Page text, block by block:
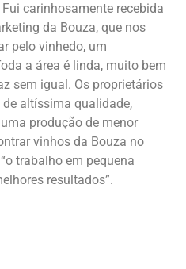
Fui carinhosamente recebida
da Bouza, que nos
pelo vinhedo, um
a área é linda, muito bem
sem igual. Os proprietários
altíssima qualidade,
produção de menor
vinhos da Bouza no
trabalho em pequena
resultados”.